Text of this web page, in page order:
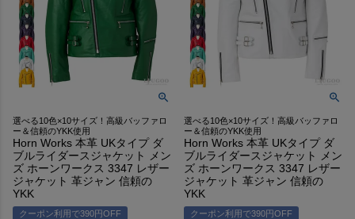
選べる10色×10サイズ！高級バッファロ
ー＆信頼のYKK使用
Horn Works 本革 UKタイプ ダ
ブルライダースジャケット メン
ズ ホーンワークス 3347 レザー
ジャケット 革ジャン 信頼の
YKK
クーポン利用で390円OFF
選べる10色×10サイズ！高級バッファロ
ー＆信頼のYKK使用
Horn Works 本革 UKタイプ ダ
ブルライダースジャケット メン
ズ ホーンワークス 3347 レザー
ジャケット 革ジャン 信頼の
YKK
クーポン利用で390円OFF